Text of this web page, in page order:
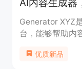
AI内容生成器
Generator XYZ
台，能够帮助内
类似的社交媒体
优质新品